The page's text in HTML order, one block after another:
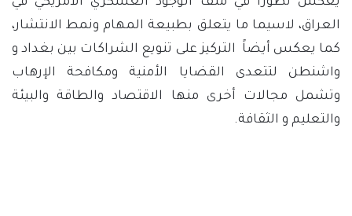
العراق، لاسيما ما يتعلق بطبيعة المهام ونمط الانتشار،
كما يعكس أيضاً التركيز على تنويع الشراكات بين بغداد و
واشنطن لتتعدى القضايا الأمنية ومكافحة الإرهاب
وتشمل مجالات أخرى منها الاقتصاد والطاقة والبيئة
والتعليم و الثقافة.